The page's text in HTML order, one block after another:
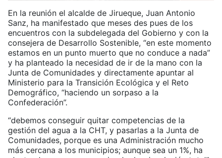
En la reunión el alcalde de Jirueque, Juan Antonio
Sanz, ha manifestado que meses des pues de los
encuentros con la subdelegada del Gobierno y con la
consejera de Desarrollo Sostenible, “en este momento
estamos en un punto muerto que no conduce a nada”
y ha planteado la necesidad de ir de la mano con la
Junta de Comunidades y directamente apuntar al
Ministerio para la Transición Ecológica y el Reto
Demográfico, “haciendo un sorpaso a la
Confederación”.
“debemos conseguir quitar competencias de la
gestión del agua a la CHT, y pasarlas a la Junta de
Comunidades, porque es una Administración mucho
más cercana a los municipios; aunque sea un 1%, ha